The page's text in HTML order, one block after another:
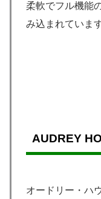
柔軟でフル機能
み込まれています
AUDREY
オードリー・ハ